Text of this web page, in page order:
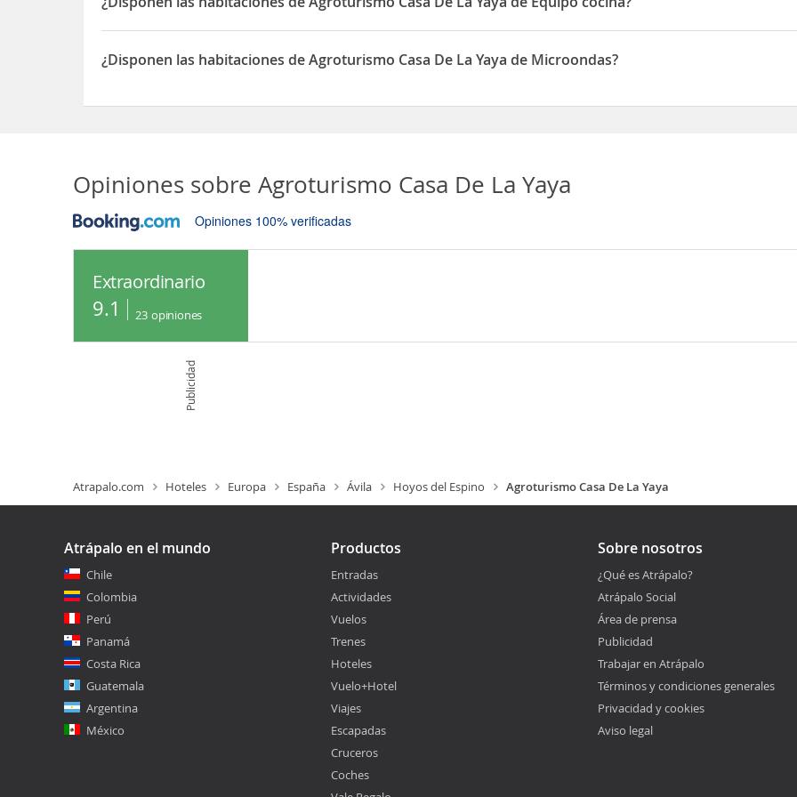
Sí, las habitaciones del Agroturismo Casa De La Yaya disponen de Equipo cocina
¿Disponen las habitaciones de Agroturismo Casa De La Yaya de Microondas?
Opiniones sobre Agroturismo Casa De La Yaya
Opiniones 100% verificadas
Extraordinario
9.1 23 opiniones
Publicidad
Atrapalo.com Hoteles Europa España Ávila Hoyos del Espino Agroturismo Casa De La Yaya
Atrápalo en el mundo
Chile
Colombia
Perú
Panamá
Costa Rica
Guatemala
Argentina
México
Productos
Entradas
Actividades
Vuelos
Trenes
Hoteles
Vuelo+Hotel
Viajes
Escapadas
Cruceros
Coches
Sobre nosotros
¿Qué es Atrápalo?
Atrápalo Social
Área de prensa
Publicidad
Trabajar en Atrápalo
Términos y condiciones generales
Privacidad y cookies
Aviso legal